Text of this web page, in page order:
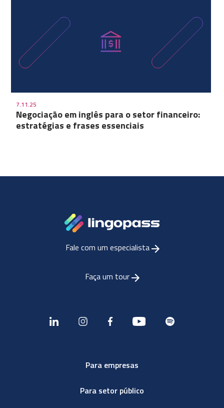
7.11.25
Negociação em inglês para o setor financeiro:
estratégias e frases essenciais
Fale com um especialista
Faça um tour
Para empresas
Para setor público